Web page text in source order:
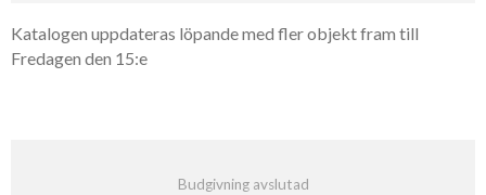
Katalogen uppdateras löpande med fler objekt fram till
Fredagen den 15:e
Budgivning avslutad